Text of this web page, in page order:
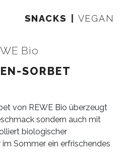
SNACKS VEGAN
Bio
SORBET
von REWE Bio überzeugt
sondern auch mit
biologischer
Sommer ein erfrischendes